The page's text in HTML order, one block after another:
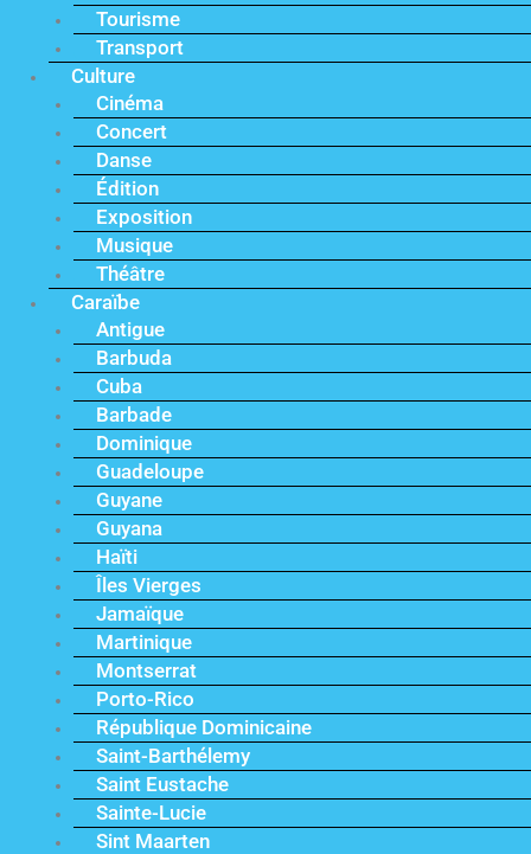
Tourisme
Transport
Culture
Cinéma
Concert
Danse
Édition
Exposition
Musique
Théâtre
Caraïbe
Antigue
Barbuda
Cuba
Barbade
Dominique
Guadeloupe
Guyane
Guyana
Haïti
Îles Vierges
Jamaïque
Martinique
Montserrat
Porto-Rico
République Dominicaine
Saint-Barthélemy
Saint Eustache
Sainte-Lucie
Sint Maarten